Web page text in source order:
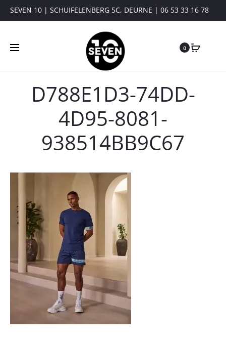
SEVEN 10 | SCHUIFELENBERG 5C, DEURNE | 06 53 33 16 78
0
D788E1D3-74DD-
4D95-8081-
938514BB9C67